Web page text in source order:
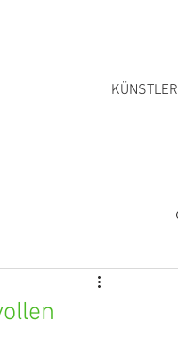
KÜNSTLER